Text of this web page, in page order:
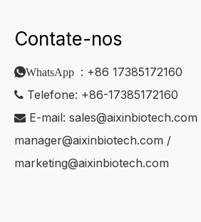
Contate-nos
WhatsApp : +86 17385172160
 Telefone: +86-17385172160
 E-mail: sales@aixinbiotech.com
manager@aixinbiotech.com /
marketing@aixinbiotech.com